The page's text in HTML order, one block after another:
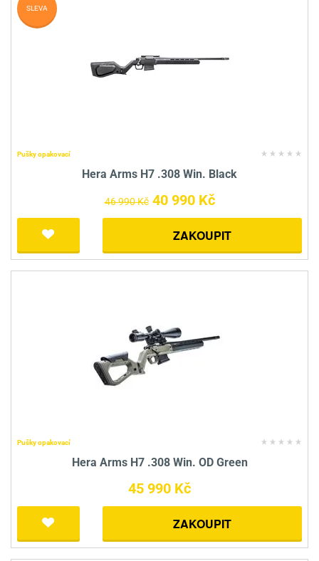
Pušky opakovací
Hera Arms H7 .308 Win. Black
46 990 Kč 40 990 Kč
ZAKOUPIT
SLEVA
Pušky opakovací
Hera Arms H7 .308 Win. OD Green
45 990 Kč
ZAKOUPIT